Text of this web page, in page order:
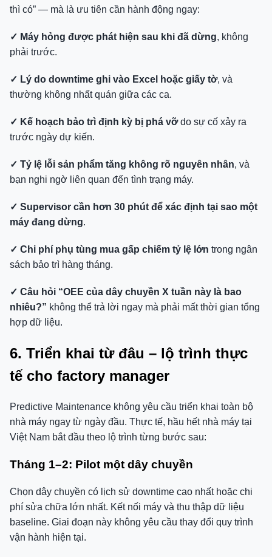
thì có” — mà là ưu tiên cần hành động ngay:
✓ Máy hỏng được phát hiện sau khi đã dừng, không
phải trước.
✓ Lý do downtime ghi vào Excel hoặc giấy tờ, và
thường không nhất quán giữa các ca.
✓ Kế hoạch bảo trì định kỳ bị phá vỡdo sự cố xảy ra
trước ngày dự kiến.
✓ Tỷ lệ lỗi sản phẩm tăng không rõ nguyên nhân, và
bạn nghi ngờ liên quan đến tình trạng máy.
✓ Supervisor cần hơn 30 phút để xác định tại sao một
máy đang dừng.
✓ Chi phí phụ tùng mua gấp chiếm tỷ lệ lớn trong ngân
sách bảo trì hàng tháng.
✓ Câu hỏi “OEE của dây chuyền X tuần này là bao
nhiêu?” không thể trả lời ngay mà phải mất thời gian tổng
hợp dữ liệu.
6. Triển khai từ đâu – lộ trình thực
tế cho factory manager
Predictive Maintenance không yêu cầu triển khai toàn bộ
nhà máy ngay từ ngày đầu. Thực tế, hầu hết nhà máy tại
Việt Nam bắt đầu theo lộ trình từng bước sau:
Tháng 1–2: Pilot một dây chuyền
Chọn dây chuyền có lịch sử downtime cao nhất hoặc chi
phí sửa chữa lớn nhất. Kết nối máy và thu thập dữ liệu
baseline. Giai đoạn này không yêu cầu thay đổi quy trình
vận hành hiện tại.